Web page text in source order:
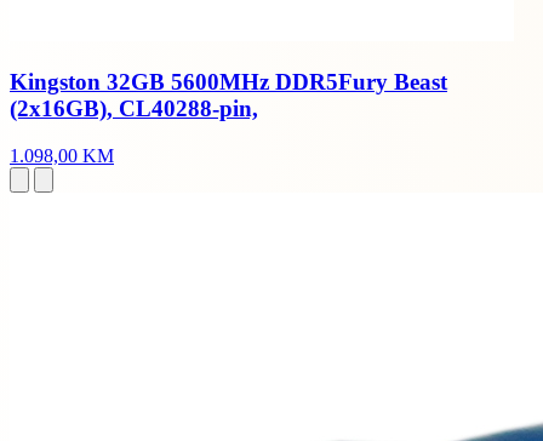
Kingston 32GB 5600MHz DDR5Fury Beast
(2x16GB), CL40288-pin,
1.098,00 KM